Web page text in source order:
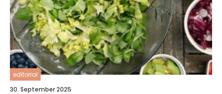
editorial
30. September 2025